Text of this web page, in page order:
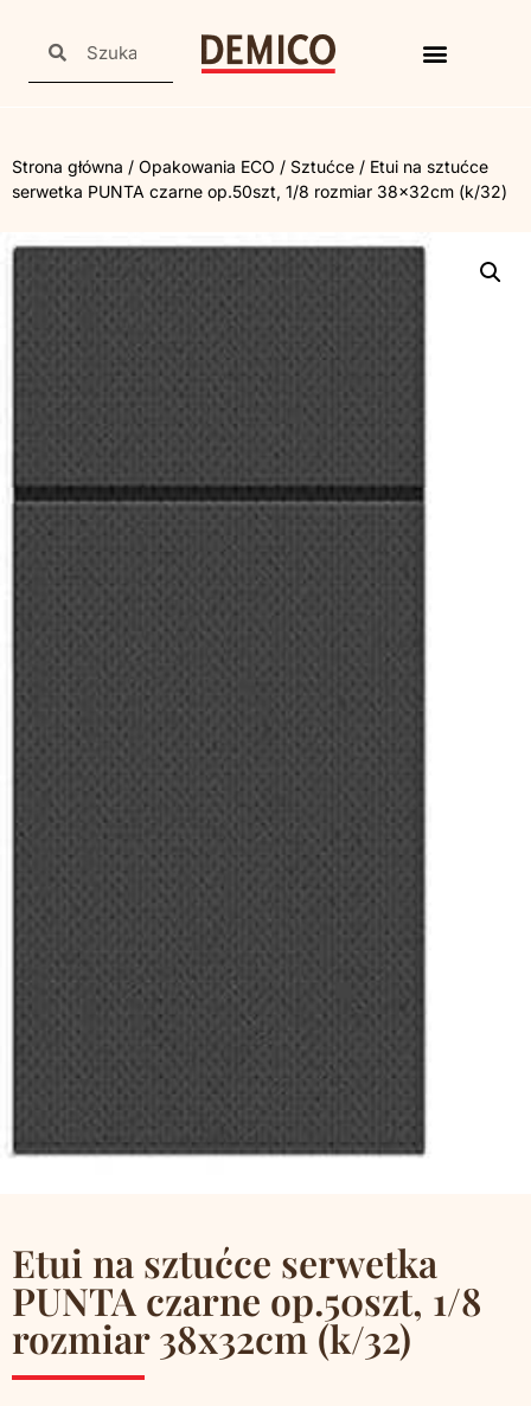
Strona główna / Opakowania ECO / Sztućce / Etui na sztućce
serwetka PUNTA czarne op.50szt, 1/8 rozmiar 38x32cm (k/32)
Etui na sztućce serwetka
PUNTA czarne op.50szt, 1/8
rozmiar 38x32cm (k/32)